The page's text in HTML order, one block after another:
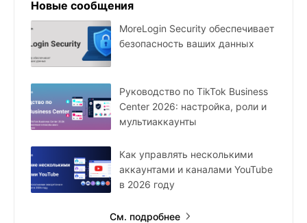
Новые сообщения
MoreLogin Security обеспечивает
безопасность ваших данных
Руководство по TikTok Business
Center 2026: настройка, роли и
мультиаккаунты
Как управлять несколькими
аккаунтами и каналами YouTube
в 2026 году
См. подробнее